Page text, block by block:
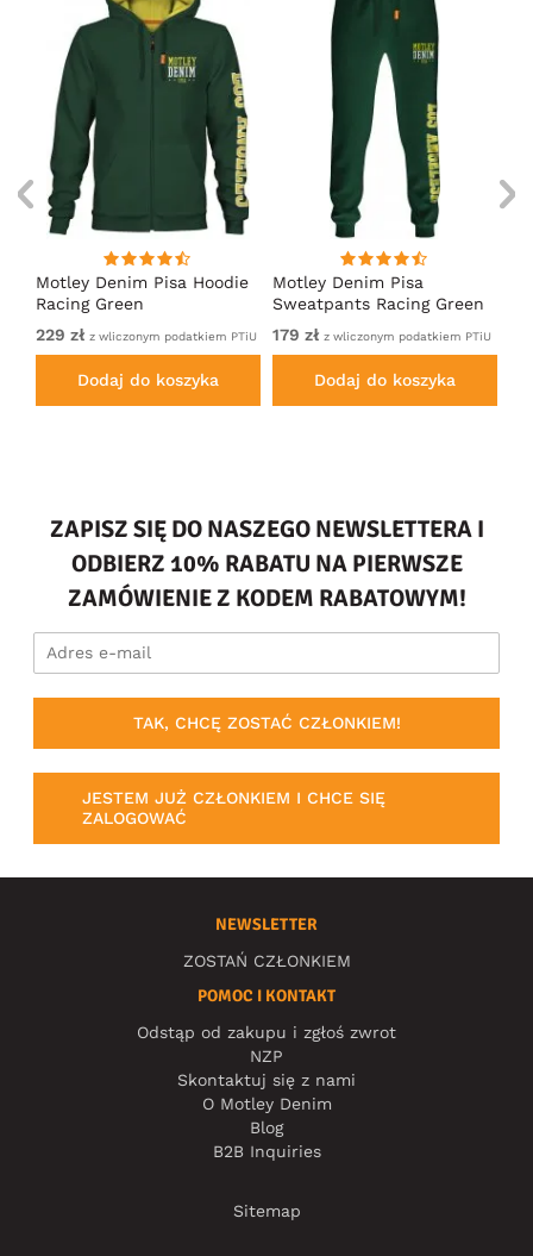
Motley Denim Pisa Hoodie
Racing Green
229 zł z wliczonym podatkiem PTiU
Dodaj do koszyka
Motley Denim Pisa
Sweatpants Racing Green
179 zł z wliczonym podatkiem PTiU
Dodaj do koszyka
ZAPISZ SIĘ DO NASZEGO NEWSLETTERA I
ODBIERZ 10% RABATU NA PIERWSZE
ZAMÓWIENIE Z KODEM RABATOWYM!
TAK, CHCĘ ZOSTAĆ CZŁONKIEM!
JESTEM JUŻ CZŁONKIEM I CHCE SIĘ
ZALOGOWAĆ
NEWSLETTER
ZOSTAŃ CZŁONKIEM
POMOC I KONTAKT
Odstąp od zakupu i zgłoś zwrot
NZP
Skontaktuj się z nami
O Motley Denim
Blog
B2B Inquiries
Sitemap